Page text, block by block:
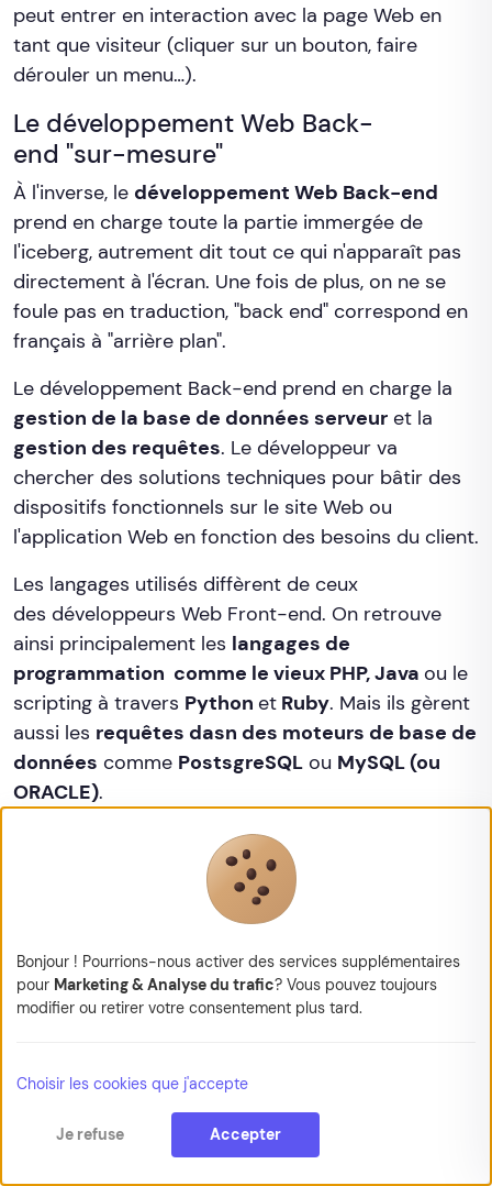
peut entrer en interaction avec la page Web en
tant que visiteur (cliquer sur un bouton, faire
dérouler un menu…).
Le développement Web Back-
end "sur-mesure"
À l'inverse, le développement Web Back-end
prend en charge toute la partie immergée de
l'iceberg, autrement dit tout ce qui n'apparaît pas
directement à l'écran. Une fois de plus, on ne se
foule pas en traduction, "back end" correspond en
français à "arrière plan".
Le développement Back-end prend en charge la
gestion de la base de données serveur et la
gestion des requêtes. Le développeur va
chercher des solutions techniques pour bâtir des
dispositifs fonctionnels sur le site Web ou
l'application Web en fonction des besoins du client.
Les langages utilisés diffèrent de ceux
des développeurs Web Front-end. On retrouve
ainsi principalement les langages de
programmation comme le vieux PHP, Java ou le
scripting à travers Python et Ruby. Mais ils gèrent
aussi les requêtes dasn des moteurs de base de
données comme PostsgreSQL ou MySQL (ou
ORACLE).
Qu'entend-on par développement
Web "sur-mesure" ?
Chez KAPT, nous sommes desartisans du Web
lequel nous participons est unique !
Le développement sur-mesure consiste donc à
Bonjour ! Pourrions-nous activer des services supplémentaires
pour Marketing & Analyse du trafic? Vous pouvez toujours
modifier ou retirer votre consentement plus tard.
Choisir les cookies que j'accepte
Je refuse Accepter